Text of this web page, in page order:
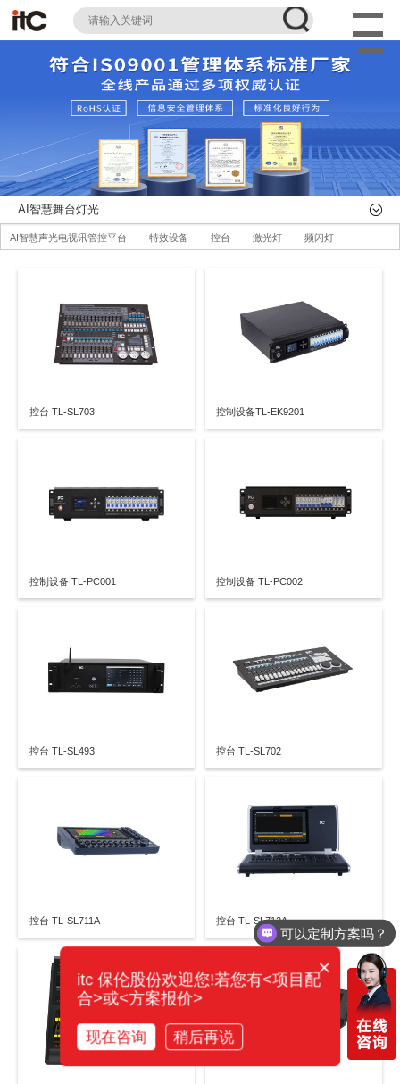
AI智慧舞台灯光
AI智慧声光电视讯管控平台 特效设备 控台 激光灯 频闪灯
控台 TL-SL703 控制设备TL-EK9201
控制设备 TL-PC001 控制设备 TL-PC002
控台 TL-SL493 控台 TL-SL702
控台 TL-SL711A 控台 TL-SL712A
可以定制方案吗？
×
itc 保伦股份欢迎您!若您有<项目配
合>或<方案报价>
现在咨询 稍后再说